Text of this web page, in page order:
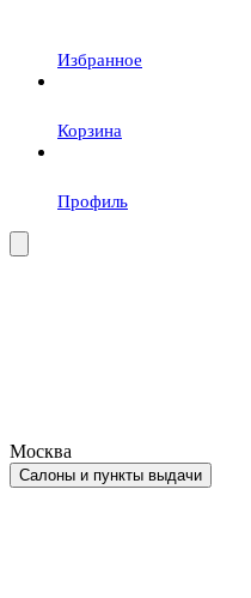
Избранное
Корзина
Профиль
Москва
Салоны и пункты выдачи